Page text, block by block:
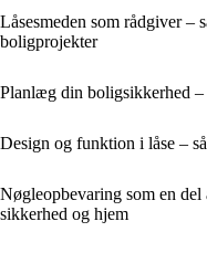
Låsesmeden som rådgiver –
boligprojekter
Planlæg din boligsikkerhed –
Design og funktion i låse –
Nøgleopbevaring som en
sikkerhed og hjem